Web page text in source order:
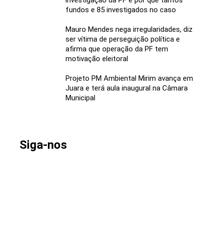
fundos e 85 investigados no caso
Mauro Mendes nega irregularidades, diz
ser vítima de perseguição política e
afirma que operação da PF tem
motivação eleitoral
Projeto PM Ambiental Mirim avança em
Juara e terá aula inaugural na Câmara
Municipal
Siga-nos